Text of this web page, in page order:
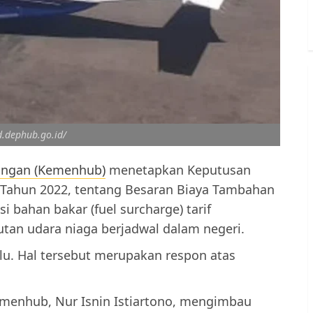
(Kemenhub) menetapkan Keputusan
2022, tentang Besaran Biaya Tambahan
bahan bakar (fuel surcharge) tarif
udara niaga berjadwal dalam negeri.
Hal tersebut merupakan respon atas
Nur Isnin Istiartono, mengimbau